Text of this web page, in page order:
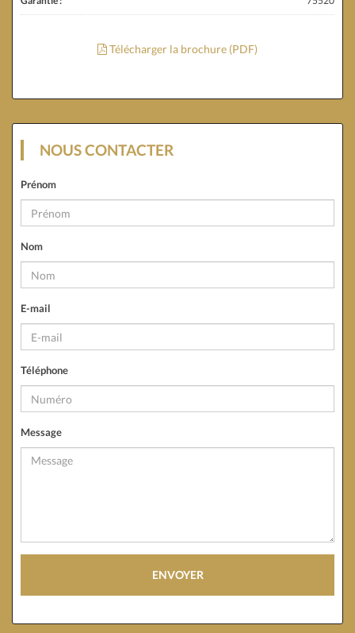
Télécharger la brochure (PDF)
NOUS CONTACTER
Prénom
Nom
E-mail
Téléphone
Message
ENVOYER